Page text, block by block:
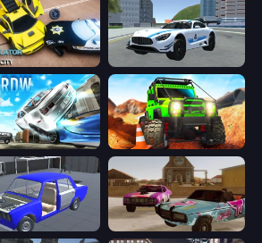
Car Simulator: Crash City Crazy Stunt Cars 2
World Offroad Life 3D
Simulator Village Car Stunts